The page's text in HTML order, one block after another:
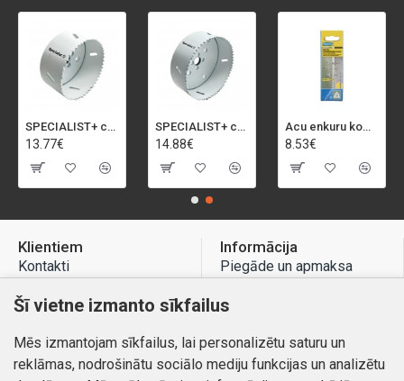
SPECIALIST+ caurumu zāģis BI-METAL, 92 mm
13.77€
SPECIALIST+ caurumu zāģis BI-METAL, 98 mm
14.88€
Acu enkuru komplekts, 3-13 mm, Rapid, 12 gab.
8.53€
Klientiem
Kontakti
Preču atgriešana
Mans profils
Informācija
Piegāde un apmaksa
Atteikuma tiesības
Kontakti
Šī vietne izmanto sīkfailus
Mēs izmantojam sīkfailus, lai personalizētu saturu un
reklāmas, nodrošinātu sociālo mediju funkcijas un analizētu